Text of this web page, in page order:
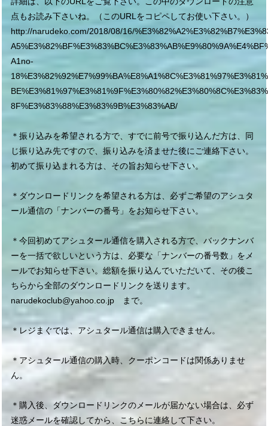
点もお読み下さいね。（このURLをコピペしてお使い下さい。）
http://narudeko.com/2018/08/16/
A1no-
18%E3%82%92%E7%99%BA%E8%A1%8C%E3%81%97%E3%81%
BE%E3%81%97%E3%81%9F%E3%80%82%E3%80%8C%E3%83%
8F%E3%83%88%E3%83%9B%E3%83%AB/
＊振り込みを希望される方で、すでに前号で振り込んだ方は、同
じ振り込み先ですので、振り込みを済ませた後にご連絡下さい。
初めて振り込まれる方は、その旨お知らせ下さい。
＊ダウンロードリンクを希望される方は、必ずご希望のアシュタ
ール通信の「ナンバーの番号」をお知らせ下さい。
＊今回初めてアシュタール通信を購入される方で、バックナンバ
ーを一括で欲しいという方は、必要な「ナンバーの番号数」をメ
ールでお知らせ下さい。総額を振り込んでいただいて、その後こ
ちらから全部のダウンロードリンクを送ります。
narudekoclub@yahoo.co.jp まで。
＊レジまぐでは、アシュタール通信は購入できません。
＊アシュタール通信の購入時、クーポンコードは関係ありませ
ん。
＊購入後、ダウンロードリンクのメールが届かない場合は、必ず
迷惑メールを確認してから、こちらに連絡して下さい。